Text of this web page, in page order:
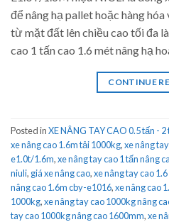
để nâng hạ pallet hoặc hàng
từ mặt đất lên chiều cao tối đa
cao 1 tấn cao 1.6 mét nâng hạ
CONTINUE
Posted inXE NÂNG TAY CAO 0.5 tấn - 2
xe nâng cao 1.6m tải 1000kg,xe nâng
e1.0t/1.6m,xe nâng tay cao 1 tấn nâng
niuli, giá xe nâng cao,xe nâng tay cao
nâng cao 1.6m cby-e1016,xe nâng cao
1000kg,xe nâng tay cao 1000kg nâng
tay cao 1000kg nâng cao 1600mm,xe